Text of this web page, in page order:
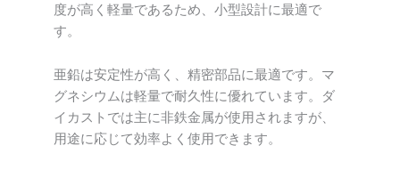
度が高く軽量であるため、小型設計に最適で
す。
亜鉛は安定性が高く、精密部品に最適です。マ
グネシウムは軽量で耐久性に優れています。ダ
イカストでは主に非鉄金属が使用されますが、
用途に応じて効率よく使用できます。